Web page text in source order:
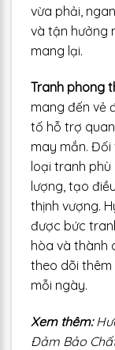
vừa phải,
và tận hưởng
mang lại.
Tranh phong
mang đến vẻ
tố hỗ trợ
may mắn. Đối
loại tranh
lượng, tạo
thịnh vượng.
được bức
hòa và thành
theo dõi
mỗi ngày.
Xem thêm:
Đảm Bảo